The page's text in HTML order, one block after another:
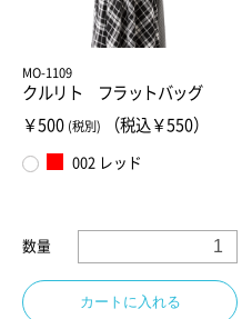
MO-1109
クルリト フラットバッグ
￥500 (税別) （税込￥550）
002 レッド
数量
カートに入れる